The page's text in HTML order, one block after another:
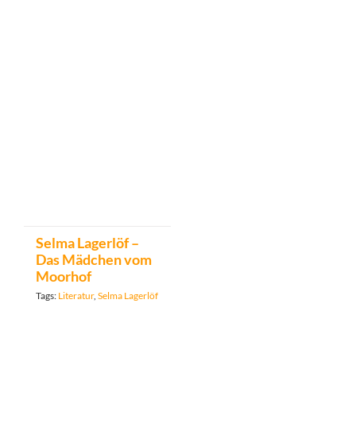
Selma Lagerlöf –
Das Mädchen vom
Moorhof
Tags: Literatur, Selma Lagerlöf